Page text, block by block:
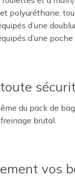
polyuréthane,
d’une
d’une
du pack de
brutal.
vos